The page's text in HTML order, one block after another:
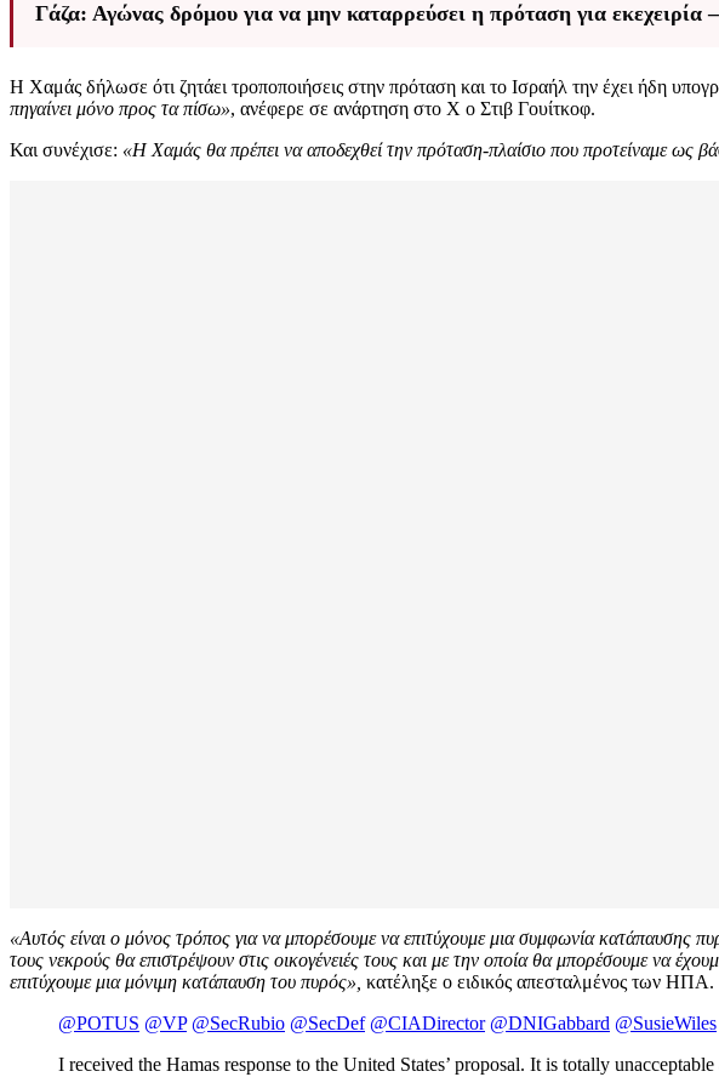
Γάζα: Αγώνας δρόμου για να μην καταρρεύσει η πρόταση για εκεχειρία
Η Χαμάς δήλωσε ότι ζητάει τροποποιήσεις στην πρόταση και το Ισραήλ την έχει ήδη
πηγαίνει μόνο προς τα πίσω», ανέφερε σε ανάρτηση στο Χ ο Στιβ Γουίτκοφ.
Και συνέχισε: «Η Χαμάς θα πρέπει να αποδεχθεί την πρόταση-πλαίσιο που προτείναμε ως
«Αυτός είναι ο μόνος τρόπος για να μπορέσουμε να επιτύχουμε μια συμφωνία κατάπαυσης
τους νεκρούς θα επιστρέψουν στις οικογένειές τους και με την οποία θα μπορέσουμε να
επιτύχουμε μια μόνιμη κατάπαυση του πυρός», κατέληξε ο ειδικός απεσταλμένος των ΗΠΑ.
@POTUS @VP @SecRubio @SecDef @CIADirector @DNIGabbard @SusieWiles
I received the Hamas response to the United States’ proposal. It is totally